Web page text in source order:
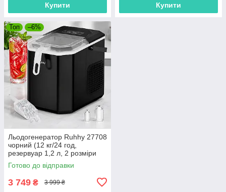
Купити Купити
Топ –6%
Льодогенератор Ruhhy 27708
чорний (12 кг/24 год,
резервуар 1,2 л, 2 розміри
льоду, Польща)
Готово до відправки
3 749 ₴ 3 999 ₴